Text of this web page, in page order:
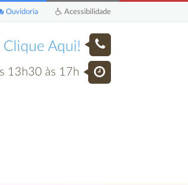
Acessibilidade
Ouvidoria
Clique Aqui!
13h30 às 17h